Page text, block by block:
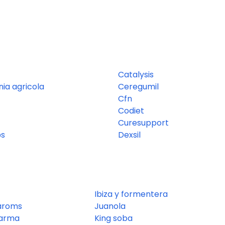
agricola
Catalysis
Ceregumil
Cfn
Codiet
Curesupport
Dexsil
Ibiza y formentera
Juanola
King soba